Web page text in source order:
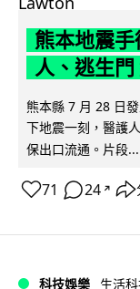
熊本地震
人、逃生
熊本縣 7 月 28 日
下地震一刻，醫護
保出口流通。片段...
71 24 ↗
科技娛樂 生活